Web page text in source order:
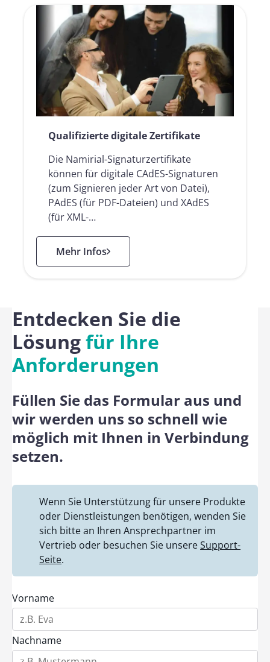
Qualifizierte digitale Zertifikate
Die Namirial-Signaturzertifikate
können für digitale CAdES-Signaturen
(zum Signieren jeder Art von Datei),
PAdES (für PDF-Dateien) und XAdES
(für XML-…
Mehr Infos
: Qualifizierte digitale Zertifikate
Entdecken Sie die
Lösungfür Ihre
Anforderungen
Füllen Sie das Formular aus und
wir werden uns so schnell wie
möglich mit Ihnen in Verbindung
setzen.
Wenn Sie Unterstützung für unsere Produkte
oder Dienstleistungen benötigen, wenden Sie
sich bitte an Ihren Ansprechpartner im
Vertrieb oder besuchen Sie unsereSupport-
Seite.
Vorname
Nachname